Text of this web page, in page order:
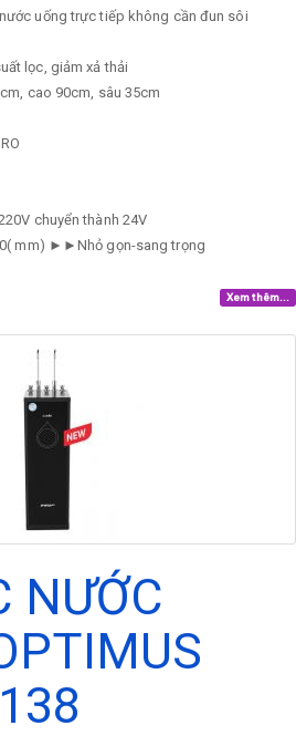
uống trực tiếp không cần đun sôi
lọc, giảm xả thải
cao 90cm, sâu 35cm
chuyển thành 24V
mm) ►►Nhỏ gọn-sang trọng
Xem thêm...
NƯỚC